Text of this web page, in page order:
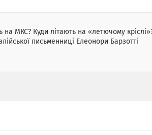
МКС? Куди літають на «летючому
письменниці Елеонори Барзотті